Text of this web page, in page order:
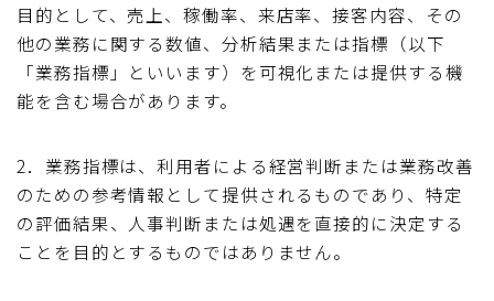
目的として、売上、稼働率、来店率、接客内容、その
他の業務に関する数値、分析結果または指標（以下
「業務指標」といいます）を可視化または提供する機
能を含む場合があります。
2．業務指標は、利用者による経営判断または業務改善
のための参考情報として提供されるものであり、特定
の評価結果、人事判断または処遇を直接的に決定する
ことを目的とするものではありません。